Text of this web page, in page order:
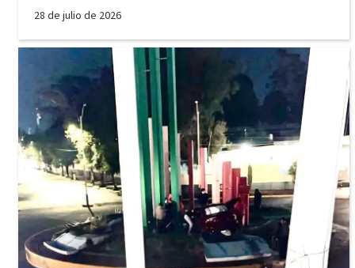
28 de julio de 2026